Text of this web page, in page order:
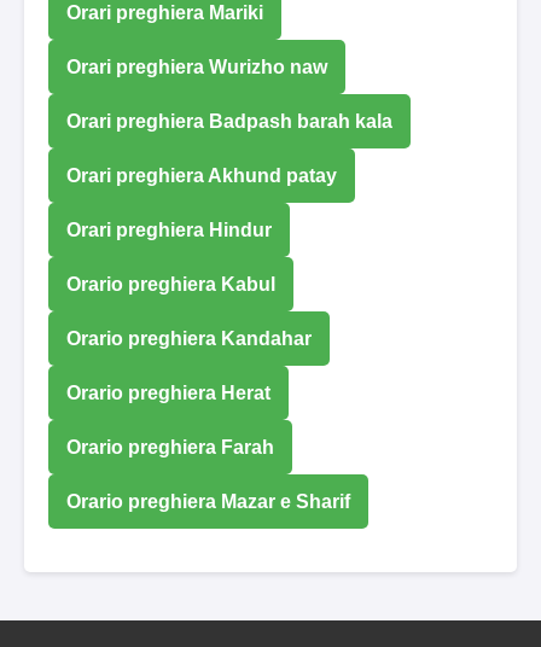
Orari preghiera Mariki
Orari preghiera Wurizho naw
Orari preghiera Badpash barah kala
Orari preghiera Akhund patay
Orari preghiera Hindur
Orario preghiera Kabul
Orario preghiera Kandahar
Orario preghiera Herat
Orario preghiera Farah
Orario preghiera Mazar e Sharif